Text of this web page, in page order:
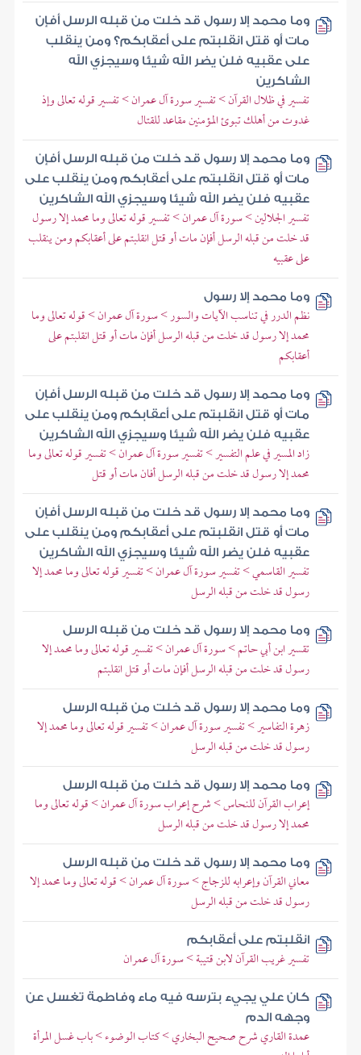
وما محمد إلا رسول قد خلت من قبله الرسل أفإن
مات أو قتل انقلبتم على أعقابكم؟ ومن ينقلب
على عقبيه فلن يضر الله شيئا وسيجزي الله
الشاكرين
تفسير في ظلال القرآن > تفسير سورة آل عمران > تفسير قوله تعالى وإذ
غدوت من أهلك تبوئ المؤمنين مقاعد للقتال
وما محمد إلا رسول قد خلت من قبله الرسل أفإن
مات أو قتل انقلبتم على أعقابكم ومن ينقلب على
عقبيه فلن يضر الله شيئا وسيجزي الله الشاكرين
تفسير الجلالين > سورة آل عمران > تفسير قوله تعالى وما محمد إلا رسول
قد خلت من قبله الرسل أفإن مات أو قتل انقلبتم على أعقابكم ومن ينقلب
على عقبيه
وما محمد إلا رسول
نظم الدرر في تناسب الآيات والسور > سورة آل عمران > قوله تعالى وما
محمد إلا رسول قد خلت من قبله الرسل أفإن مات أو قتل انقلبتم على
أعقابكم
وما محمد إلا رسول قد خلت من قبله الرسل أفإن
مات أو قتل انقلبتم على أعقابكم ومن ينقلب على
عقبيه فلن يضر الله شيئا وسيجزي الله الشاكرين
زاد المسير في علم التفسير > تفسير سورة آل عمران > تفسير قوله تعالى وما
محمد إلا رسول قد خلت من قبله الرسل أفان مات أو قتل
وما محمد إلا رسول قد خلت من قبله الرسل أفإن
مات أو قتل انقلبتم على أعقابكم ومن ينقلب على
عقبيه فلن يضر الله شيئا وسيجزي الله الشاكرين
تفسير القاسمي > تفسير سورة آل عمران > تفسير قوله تعالى وما محمد إلا
رسول قد خلت من قبله الرسل
وما محمد إلا رسول قد خلت من قبله الرسل
تقسير ابن أبي حاتم > سورة آل عمران > تفسير قوله تعالى وما محمد إلا
رسول قد خلت من قبله الرسل أفإن مات أو قتل انقلبتم
وما محمد إلا رسول قد خلت من قبله الرسل
زهرة التفاسير > تفسير سورة آل عمران > تفسير قوله تعالى وما محمد إلا
رسول قد خلت من قبله الرسل
وما محمد إلا رسول قد خلت من قبله الرسل
إعراب القرآن للنحاس > شرح إعراب سورة آل عمران > قوله تعالى وما
محمد إلا رسول قد خلت من قبله الرسل
وما محمد إلا رسول قد خلت من قبله الرسل
معاني القرآن وإعرابه للزجاج > سورة آل عمران > قوله تعالى وما محمد إلا
رسول قد خلت من قبله الرسل
انقلبتم على أعقابكم
تفسير غريب القرآن لابن قتيبة > سورة آل عمران
كان علي يجيء بترسه فيه ماء وفاطمة تغسل عن
وجهه الدم
عمدة القاري شرح صحيح البخاري > كتاب الوضوء > باب غسل المرأة